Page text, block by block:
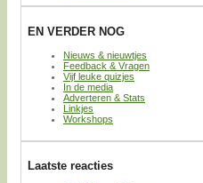
EN VERDER NOG
Nieuws & nieuwtjes
Feedback & Vragen
Vijf leuke quizjes
In de media
Adverteren & Stats
Linkjes
Workshops
Laatste reacties